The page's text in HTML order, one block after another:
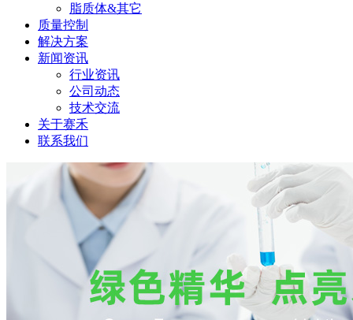
脂质体&其它
质量控制
解决方案
新闻资讯
行业资讯
公司动态
技术交流
关于赛禾
联系我们